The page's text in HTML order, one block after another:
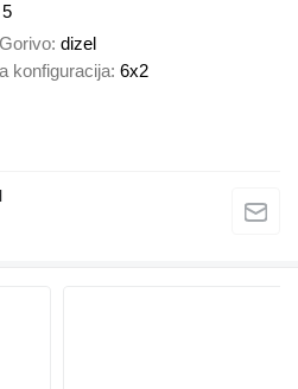
Gorivo dizel
konfiguracija 6x2